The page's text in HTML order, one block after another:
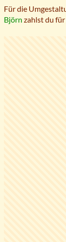
Für die
Björn zahlst du